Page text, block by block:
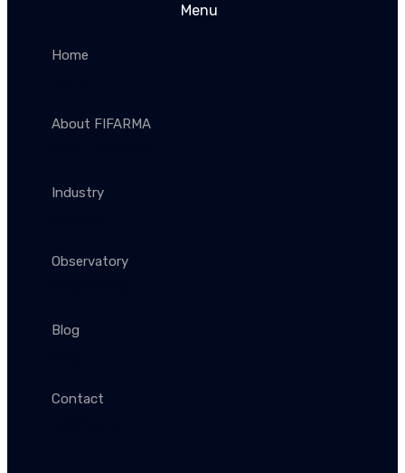
Menu
Home
About FIFARMA
Industry
Observatory
Blog
Contact